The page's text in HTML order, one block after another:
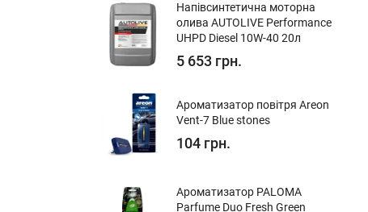
Напівсинтетична моторна
олива AUTOLIVE Performance
UHPD Diesel 10W-40​ 20л
5 653 грн.
Ароматизатор повітря Areon
Vent-7 Blue stones
104 грн.
Ароматизатор PALOMA
Parfume Duo Fresh Green